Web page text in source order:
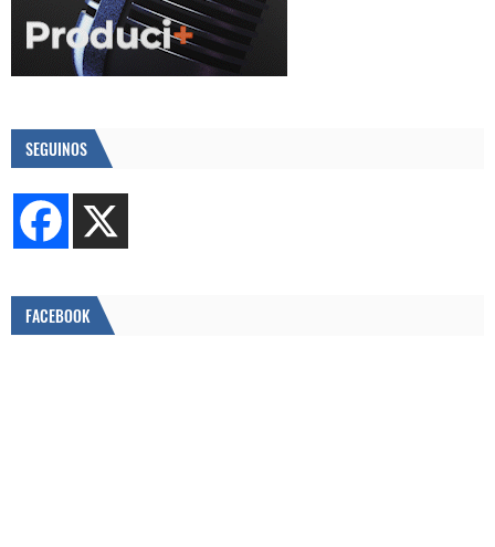
SEGUINOS
FACEBOOK